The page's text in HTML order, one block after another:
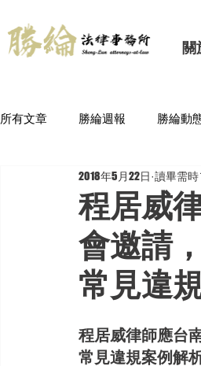
關
所有文章 勝綸週報 勝綸動
程居威
會邀請
常見違
2018年5月22日 讀畢需時
程居威律師應台
常見違規案例解